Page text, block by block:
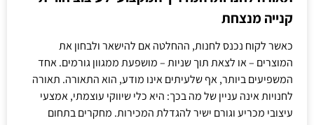
קנייה מנצחת
כאשר לקוח נכנס לחנות, ההחלטה אם להישאר ולבחון את
המוצרים – או לצאת תוך שניות – מושפעת ממגוון גורמים. אחד
המשפיעים ביותר, אף שלעיתים אינו מודע, הוא התאורה. תאורה
לחנויות אינה עניין של מה בכך: היא כלי שיווקי עוצמתי, אמצעי
עיצובי מכריע וגורם ישיר להגדלת המכירות. מחקרים בתחום